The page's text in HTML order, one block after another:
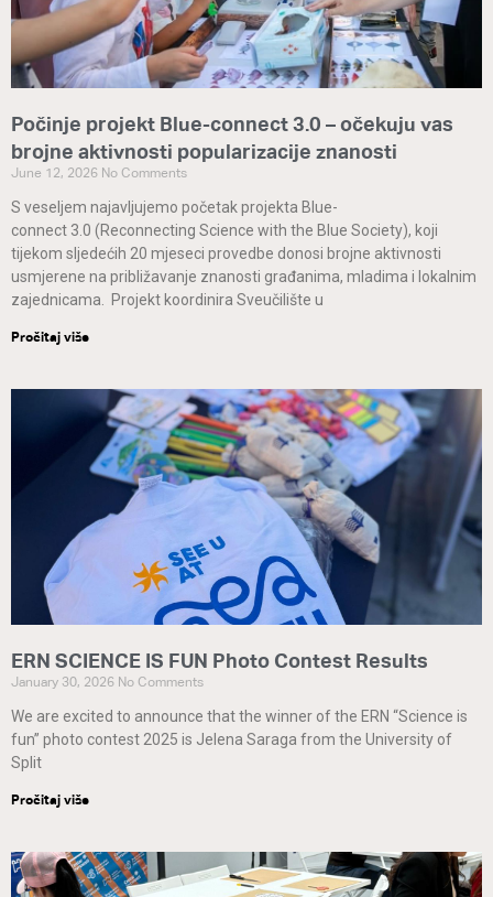
Počinje projekt Blue-connect 3.0 – očekuju vas
brojne aktivnosti popularizacije znanosti
June 12, 2026 No Comments
S veseljem najavljujemo početak projekta Blue-
connect 3.0 (Reconnecting Science with the Blue Society), koji
tijekom sljedećih 20 mjeseci provedbe donosi brojne aktivnosti
usmjerene na približavanje znanosti građanima, mladima i lokalnim
zajednicama. Projekt koordinira Sveučilište u
Pročitaj više
ERN SCIENCE IS FUN Photo Contest Results
January 30, 2026 No Comments
We are excited to announce that the winner of the ERN “Science is
fun” photo contest 2025 is Jelena Saraga from the University of
Split
Pročitaj više